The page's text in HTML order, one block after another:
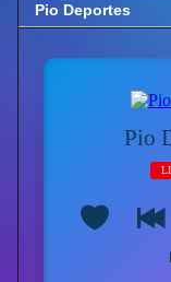
Pio Deportes